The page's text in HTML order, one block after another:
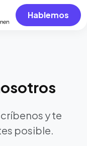
Hablemos
y te
posible.